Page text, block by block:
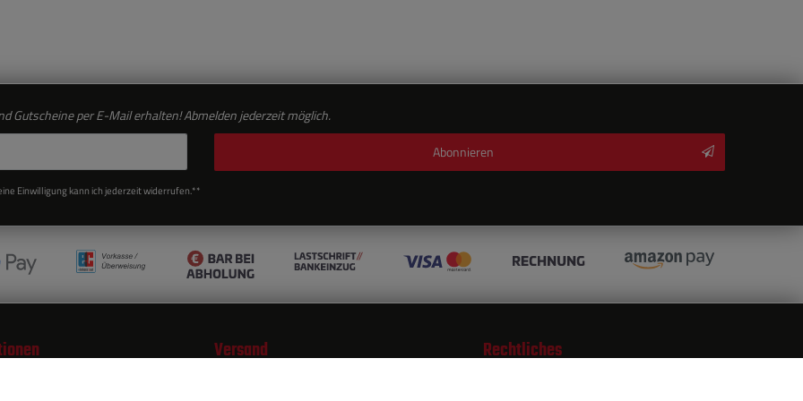
Gutscheine per E-Mail erhalten! Abmelden jederzeit möglich.
Einwilligung kann ich jederzeit widerrufen.**
Abonnieren
Versand Rechtliches